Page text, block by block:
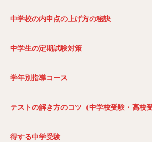
中学校の内申点の上げ方の秘訣
中学生の定期試験対策
学年別指導コース
テストの解き方のコツ（中学校受験・高校
得する中学受験